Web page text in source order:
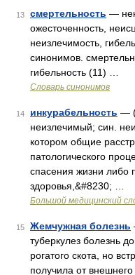
13 смертельность —
ожесточенность,
неизлечимость,
синонимов.
гибельность (11) …
Словарь синонимов
14 инкурабельность —
неизлечимый; син.
котором общие
патологического
спасения жизни либо
здоровья,&#8230; …
Большой медицинский
15 Жемчужная болезнь
туберкулез болезнь
рогатого скота, но
получила от